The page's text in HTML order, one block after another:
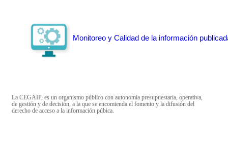
Monitoreo y Calidad de la información
La CEGAIP, es un organismo público con autonomía presupuestaria, operativa,
de gestión y de decisión, a la que se encomienda el fomento y la difusión del
derecho de acceso a la información púbica.